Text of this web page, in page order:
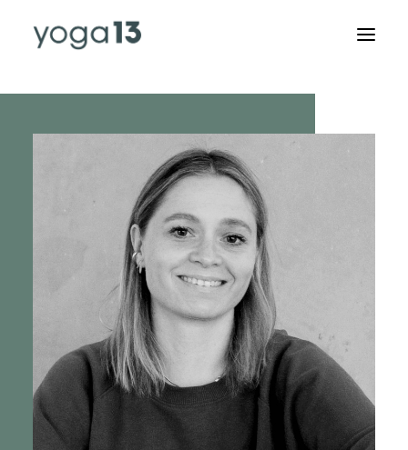
SPECIALS & RETREATS
ABOUT US
AUSBILDUNGEN
RAUMVERMIETUNG
STUDIO
KONTAKT